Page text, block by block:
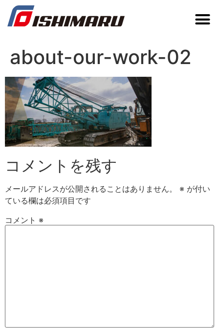
about-our-work-02
コメントを残す
メールアドレスが公開されることはありません。 ※ が付い
ている欄は必須項目です
コメント ※